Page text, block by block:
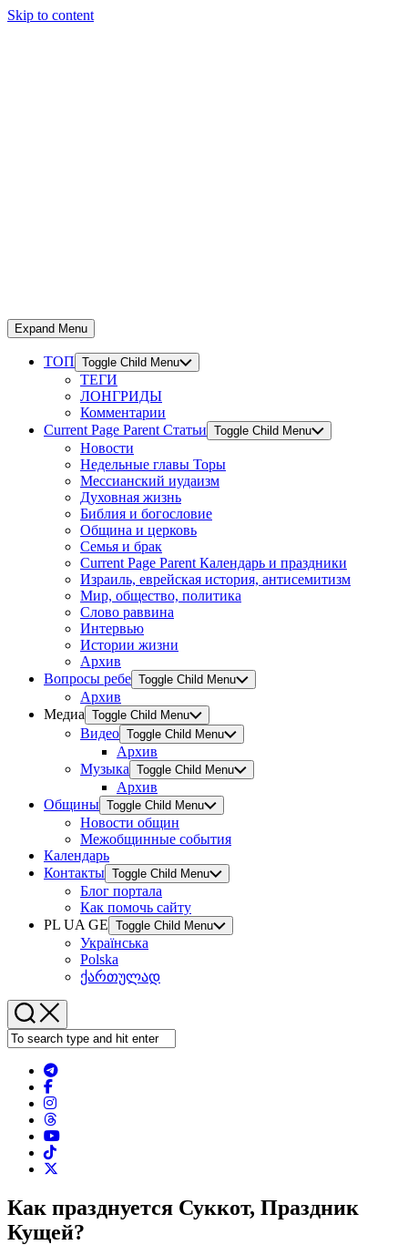
Skip to content
Expand Menu
ТОП Toggle Child Menu
ТЕГИ
ЛОНГРИДЫ
Комментарии
Current Page Parent Статьи Toggle Child Menu
Новости
Недельные главы Торы
Мессианский иудаизм
Духовная жизнь
Библия и богословие
Община и церковь
Семья и брак
Current Page Parent Календарь и праздники
Израиль, еврейская история, антисемитизм
Мир, общество, политика
Слово раввина
Интервью
Истории жизни
Архив
Вопросы ребе Toggle Child Menu
Архив
Медиа Toggle Child Menu
Видео Toggle Child Menu
Архив
Музыка Toggle Child Menu
Архив
Общины Toggle Child Menu
Новости общин
Межобщинные события
Календарь
Контакты Toggle Child Menu
Блог портала
Как помочь сайту
PL UA GE Toggle Child Menu
Українська
Polska
ქართულად
Как празднуется Суккот, Праздник
Кущей?